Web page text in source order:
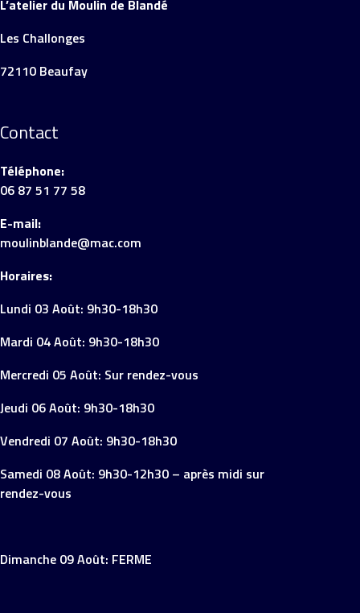
L’atelier du Moulin de Blandé
Les Challonges
72110 Beaufay
Contact
Téléphone:
06 87 51 77 58
E-mail:
moulinblande@mac.com
Horaires:
Lundi 03 Août: 9h30-18h30
Mardi 04 Août: 9h30-18h30
Mercredi 05 Août: Sur rendez-vous
Jeudi 06 Août: 9h30-18h30
Vendredi 07 Août: 9h30-18h30
Samedi 08 Août: 9h30-12h30 – après midi sur
rendez-vous
Dimanche 09 Août: FERME